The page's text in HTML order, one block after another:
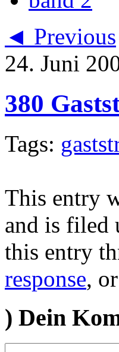
◄ Previous
24. Juni
380
Tags:
This entry
and is filed
this entry
response, or
) Dein